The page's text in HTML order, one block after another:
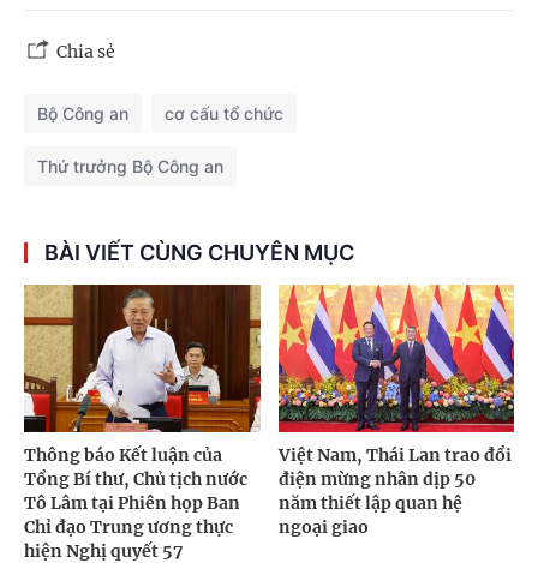
Chia sẻ
Bộ Công an cơ cấu tổ chức
Thứ trưởng Bộ Công an
BÀI VIẾT CÙNG CHUYÊN MỤC
Thông báo Kết luận của
Tổng Bí thư, Chủ tịch nước
Tô Lâm tại Phiên họp Ban
Chỉ đạo Trung ương thực
hiện Nghị quyết 57
Việt Nam, Thái Lan trao đổi
điện mừng nhân dịp 50
năm thiết lập quan hệ
ngoại giao